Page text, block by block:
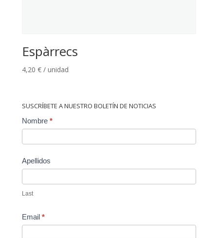
Espàrrecs
4,20 € / unidad
SUSCRÍBETE A NUESTRO BOLETÍN DE NOTICIAS
Contact
Nombre *
Apellidos
Last
Email *